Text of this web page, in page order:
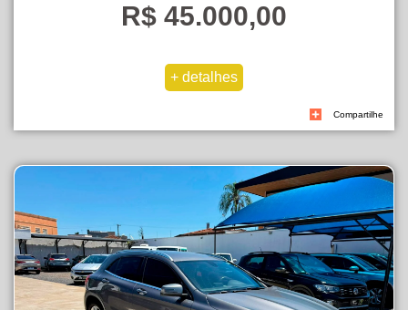
R$ 45.000,00
Compartilhe